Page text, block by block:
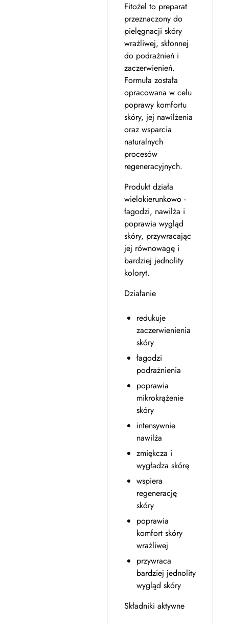
Fitożel to preparat
przeznaczony do
pielęgnacji skóry
wrażliwej, skłonnej
do podrażnień i
zaczerwienień.
Formuła została
opracowana w celu
poprawy komfortu
skóry, jej nawilżenia
oraz wsparcia
naturalnych
procesów
regeneracyjnych.
Produkt działa
wielokierunkowo -
łagodzi, nawilża i
poprawia wygląd
skóry, przywracając
jej równowagę i
bardziej jednolity
koloryt.
Działanie
redukuje
zaczerwienienia
skóry
łagodzi
podrażnienia
poprawia
mikrokrążenie
skóry
intensywnie
nawilża
zmiękcza i
wygładza skórę
wspiera
regenerację
skóry
poprawia
komfort skóry
wrażliwej
przywraca
bardziej jednolity
wygląd skóry
Składniki aktywne